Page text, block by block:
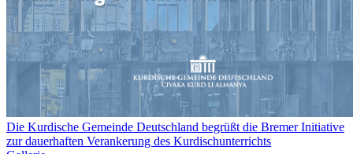
Die Kurdische Gemeinde Deutschland begrüßt die Bremer Initiative
zur dauerhaften Verankerung des Kurdischunterrichts